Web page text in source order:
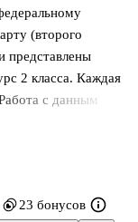
(второго
представлены
2 класса. Каждая
с данным
математики,
в данном
по изучаемым
23 бонусов